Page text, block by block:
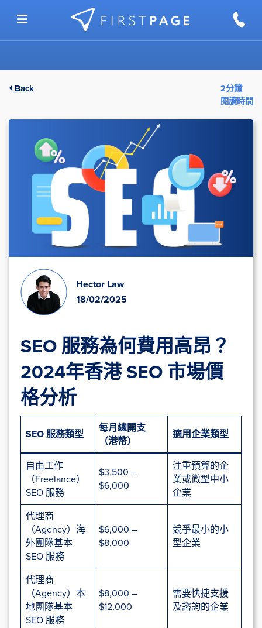
Back
2分鐘
閱讀時間
Hector Law
18/02/2025
SEO 服務為何費用高昂？
2024年香港 SEO 市場價
格分析
SEO 服務類型
每月總開支
（港幣）
適用企業類型
自由工作
（Freelance）
SEO 服務
$3,500 –
$6,000
注重預算的企
業或微型中小
企業
代理商
（Agency）海
外團隊基本
SEO 服務
$6,000 –
$8,000
競爭最小的小
型企業
代理商
（Agency）本
地團隊基本
SEO 服務
$8,000 –
$12,000
需要快捷支援
及諮詢的企業